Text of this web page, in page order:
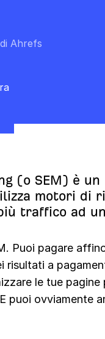
Ahrefs
(o SEM) è
motori di
traffico ad
Puoi pagare
risultati a
le tue pagine
puoi ovviamente